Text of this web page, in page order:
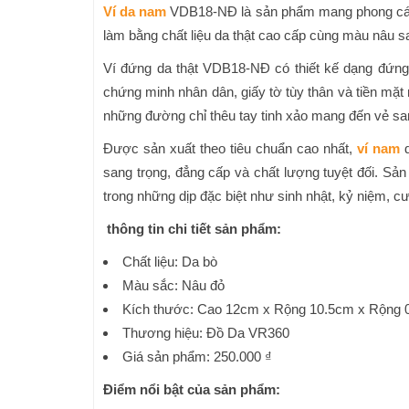
Ví da nam VDB18-NĐ là sản phẩm mang phong
làm bằng chất liệu da thật cao cấp cùng màu nâu
Ví đứng da thật VDB18-NĐ có thiết kế dạng
chứng minh nhân dân, giấy tờ tùy thân và tiền
những đường chỉ thêu tay tinh xảo mang đến vẻ
Được sản xuất theo tiêu chuẩn cao nhất, ví nam
sang trọng, đẳng cấp và chất lượng tuyệt đối.
trong những dịp đặc biệt như sinh nhật, kỷ niệm,
thông tin chi tiết sản phẩm:
Chất liệu: Da bò
Màu sắc: Nâu đỏ
Kích thước: Cao 12cm x Rộng 10.5cm x Rộng
Thương hiệu: Đồ Da VR360
Giá sản phẩm: 250.000 ₫
Điểm nổi bật của sản phẩm: